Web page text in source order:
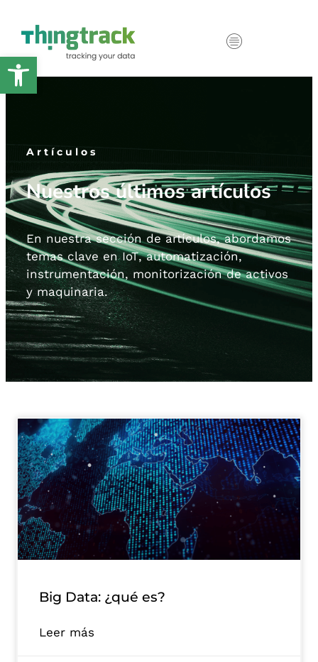
Abrir barra de herramientas
Artículos
Nuestros últimos artículos
En nuestra sección de artículos, abordamos
temas clave enIoT,automatización,
instrumentación, monitorización de activos
y maquinaria.
Big Data: ¿qué es?
Leer más